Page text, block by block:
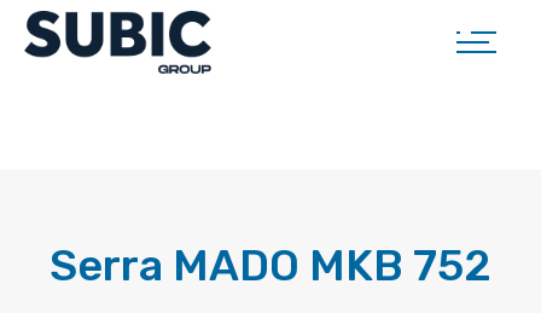
Serra MADO MKB 752